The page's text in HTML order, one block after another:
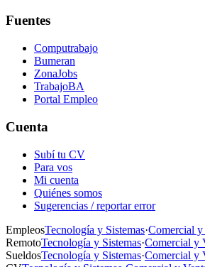
Fuentes
Computrabajo
Bumeran
ZonaJobs
TrabajoBA
Portal Empleo
Cuenta
Subí tu CV
Para vos
Mi cuenta
Quiénes somos
Sugerencias / reportar error
EmpleosTecnología y Sistemas·Comercial y
RemotoTecnología y Sistemas·Comercial y
SueldosTecnología y Sistemas·Comercial y